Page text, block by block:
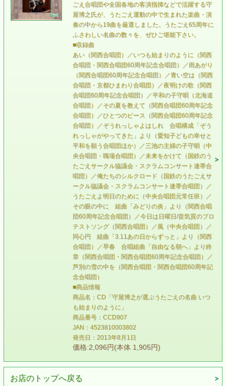
ごえ合唱団や全国各地の客演指揮などで活躍する守
屋博之氏が、うたごえ運動の中で生まれた楽曲・演
奏の中から19曲を厳選しました。うたごえ65周年に
ふさわしい名曲の数々を、ぜひご堪能下さい。
■収録曲
あい（関西合唱団）／いつも始まりのように（関西
合唱団・関西合唱団60周年記念合唱団）／雨あがり
（関西合唱団60周年記念合唱団）／青い空は（関西
合唱団・京都ひまわり合唱団）／夜明けの歌（関西
合唱団60周年記念合唱団）／平和の子守唄（北海道
合唱団）／その夏を教えて（関西合唱団60周年記念
合唱団）／ひとつのピース（関西合唱団60周年記念
合唱団）／ぞうれっしゃよはしれ 合唱構成「ぞう
れっしゃがやってきた」より（愛知子どもの幸せと
平和を願う合唱団ほか）／三池の主婦の子守唄（中
央合唱団・職場合唱団）／未来をかけて（国鉄のう
たごえサークル協議会・スクラムコンサート連帯合
唱団）／俺たちのシルクロード（国鉄のうたごえサ
ークル協議会・スクラムコンサート連帯合唱団）／
うたごえよ明日のために（中央合唱団元常任班）／
その眼の中に 組曲「みどりの炎」より（関西合唱
団60周年記念合唱団）／今日は日曜日/昔気質のプロ
テストソング（関西合唱団）／風（中央合唱団）／
同心円 組曲「3.11あの日からずっと」より（関西
合唱団）／早春 合唱組曲「自由なる朝へ」より終
章（関西合唱団・関西合唱団60周年記念合唱団）／
芦別の雪の中を（関西合唱団・関西合唱団60周年記
念合唱団）
■商品情報
商品名：CD「守屋博之が選ぶうたごえの名曲 いつ
も始まりのように」
商品番号：CCD907
JAN：4523810003802
発売日：2013年8月1日
価格:2,096円(本体 1,905円)
お店のトップへ戻る